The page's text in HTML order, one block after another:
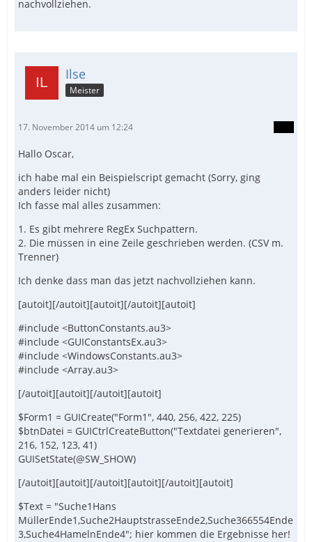
nachvollziehen.
Ilse
Meister
17. November 2014 um 12:24
Hallo Oscar,
ich habe mal ein Beispielscript gemacht (Sorry, ging
anders leider nicht)
Ich fasse mal alles zusammen:
1. Es gibt mehrere RegEx Suchpattern.
2. Die müssen in eine Zeile geschrieben werden. (CSV m.
Trenner)
Ich denke dass man das jetzt nachvollziehen kann.
[autoit][/autoit][autoit][/autoit][autoit]
#include <ButtonConstants.au3>
#include <GUIConstantsEx.au3>
#include <WindowsConstants.au3>
#include <Array.au3>
[/autoit][autoit][/autoit][autoit]
$Form1 = GUICreate("Form1", 440, 256, 422, 225)
$btnDatei = GUICtrlCreateButton("Textdatei generieren",
216, 152, 123, 41)
GUISetState(@SW_SHOW)
[/autoit][autoit][/autoit][autoit][/autoit][autoit]
$Text = "Suche1Hans
MüllerEnde1,Suche2HauptstrasseEnde2,Suche366554Ende
3,Suche4HamelnEnde4"; hier kommen die Ergebnisse her!